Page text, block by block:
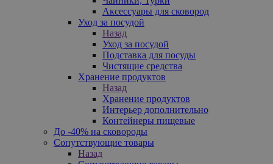
Аксессуары для сковород
Уход за посудой
Назад
Уход за посудой
Подставка для посуды
Чистящие средства
Хранение продуктов
Назад
Хранение продуктов
Интерьер дополнительно
Контейнеры пищевые
До -40% на сковороды
Сопутствующие товары
Назад